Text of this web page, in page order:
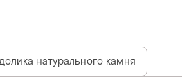
натурального камня